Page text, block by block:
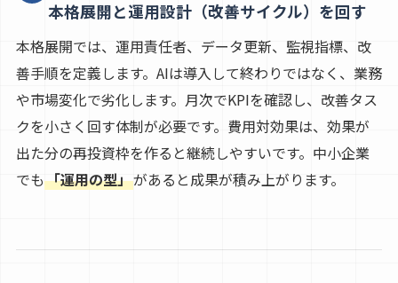
本格展開と運用設計（改善サイクル）を回す
本格展開では、運用責任者、データ更新、監視指標、改
善手順を定義します。AIは導入して終わりではなく、業務
や市場変化で劣化します。月次でKPIを確認し、改善タス
クを小さく回す体制が必要です。費用対効果は、効果が
出た分の再投資枠を作ると継続しやすいです。中小企業
でも「運用の型」があると成果が積み上がります。